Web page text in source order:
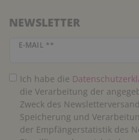
NEWSLETTER
E-MAIL **
Newsletter Honig
Ich habe die
die Verarbeitung der
Zweck des
Speicherung und
der Empfängerstatistik des